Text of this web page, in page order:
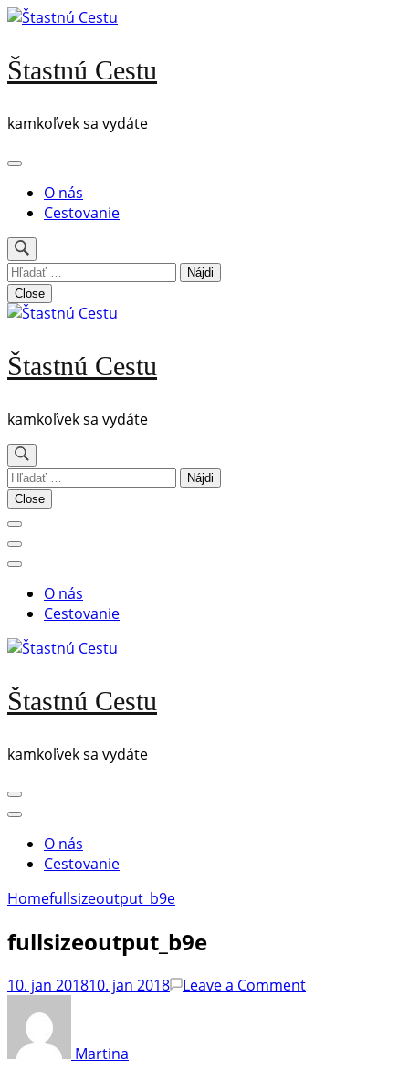
Skip
content
(Press
Štastnú Cestu
kamkoľvek sa vydáte
O nás
Cestovanie
Hľadať:
Close
Štastnú Cestu
kamkoľvek sa vydáte
Hľadať:
Close
O nás
Cestovanie
Štastnú Cestu
kamkoľvek sa vydáte
O nás
Cestovanie
Homefullsizeoutput_b9e
fullsizeoutput_b9e
10. jan 201810. jan 2018 Leave a Commenton
Martina